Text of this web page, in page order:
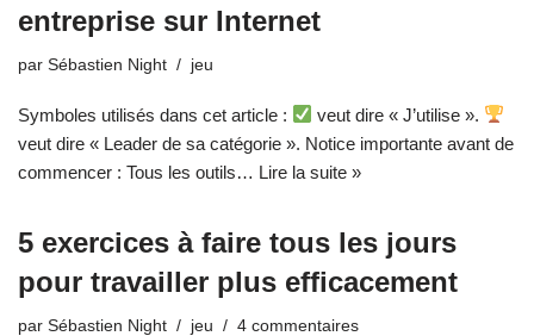
entreprise sur Internet
par Sébastien Night jeu
Symboles utilisés dans cet article :
veut dire « J’utilise ».
veut dire « Leader de sa catégorie ». Notice importante avant de
commencer : Tous les outils… Lire la suite »
5 exercices à faire tous les jours
pour travailler plus efficacement
par Sébastien Night jeu 4 commentaires